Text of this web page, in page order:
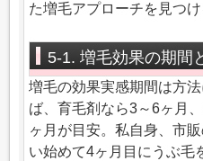
た増毛アプローチを見つ
5-1. 増毛効果の期間
増毛の効果実感期間は方
ば、育毛剤なら3～6ヶ月
ヶ月が目安。私自身、市
い始めて4ヶ月目にうぶ毛